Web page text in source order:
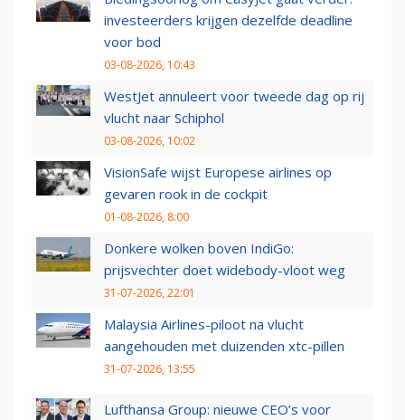
investeerders krijgen dezelfde deadline
voor bod
03-08-2026, 10:43
WestJet annuleert voor tweede dag op rij
vlucht naar Schiphol
03-08-2026, 10:02
VisionSafe wijst Europese airlines op
gevaren rook in de cockpit
01-08-2026, 8:00
Donkere wolken boven IndiGo:
prijsvechter doet widebody-vloot weg
31-07-2026, 22:01
Malaysia Airlines-piloot na vlucht
aangehouden met duizenden xtc-pillen
31-07-2026, 13:55
Lufthansa Group: nieuwe CEO’s voor